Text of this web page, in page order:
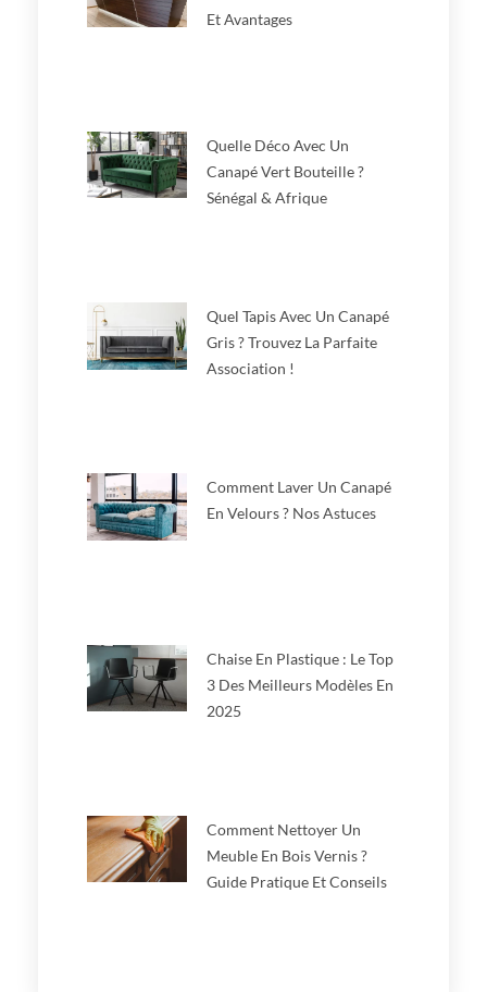
Et Avantages
Quelle Déco Avec Un
Canapé Vert Bouteille ?
Sénégal & Afrique
Quel Tapis Avec Un Canapé
Gris ? Trouvez La Parfaite
Association !
Comment Laver Un Canapé
En Velours ? Nos Astuces
Chaise En Plastique : Le Top
3 Des Meilleurs Modèles En
2025
Comment Nettoyer Un
Meuble En Bois Vernis ?
Guide Pratique Et Conseils